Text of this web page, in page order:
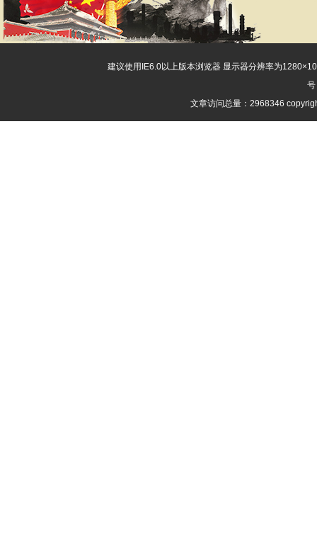
建议使用IE6.0以上版本浏览器 显示器分辨率为
号
文章访问总量：2968346